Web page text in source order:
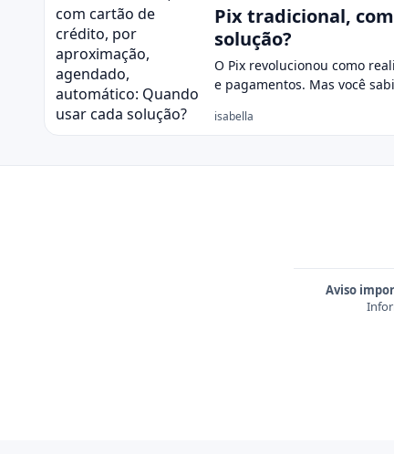
Pix tradicional,
solução?
O Pix revolucionou como
e pagamentos. Mas você
isabella
Aviso